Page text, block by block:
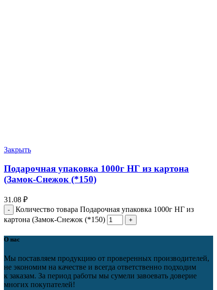
Закрыть
Подарочная упаковка 1000г НГ из картона
(Замок-Снежок (*150)
31.08 ₽
Количество товара Подарочная упаковка 1000г НГ из
картона (Замок-Снежок (*150)
О нас
Мы поставляем продукцию от проверенных производителей,
не экономим на качестве и всегда ответственно подходим
к заказам. За период работы мы сумели завоевать доверие
многих покупателей!